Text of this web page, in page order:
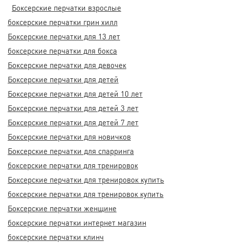
Боксерские перчатки взрослые
боксерские перчатки грин хилл
Боксерские перчатки для 13 лет
боксерские перчатки для бокса
Боксерские перчатки для девочек
Боксерские перчатки для детей
Боксерские перчатки для детей 10 лет
Боксерские перчатки для детей 3 лет
Боксерские перчатки для детей 7 лет
Боксерские перчатки для новичков
Боксерские перчатки для спарринга
боксерские перчатки для тренировок
Боксерские перчатки для тренировок купить
боксерские перчатки для тренировок купить
Боксерские перчатки женщине
боксерские перчатки интернет магазин
боксерские перчатки клинч